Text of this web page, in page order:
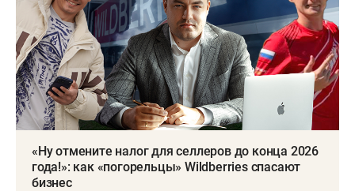
«Ну отмените налог для селлеров до конца 2026
года!»: как «погорельцы» Wildberries спасают
бизнес